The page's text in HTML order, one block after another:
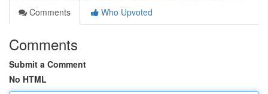
Comments
Who Upvoted
Comments
Submit a Comment
No HTML